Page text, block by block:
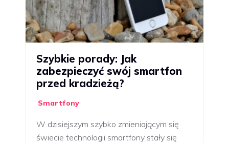
Szybkie porady: Jak
zabezpieczyć swój smartfon
przed kradzieżą?
Smartfony
W dzisiejszym szybko zmieniającym się
świecie technologii smartfony stały się